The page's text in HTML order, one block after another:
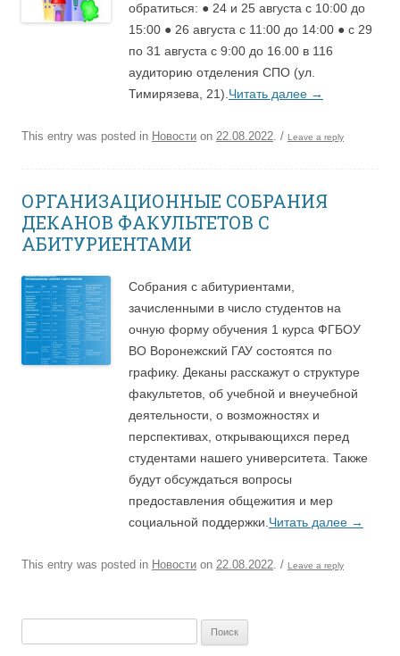
обратиться: ● 24 и 25 августа с 10:00 до
15:00 ● 26 августа с 11:00 до 14:00 ● с 29
по 31 августа с 9:00 до 16.00 в 116
аудиторию отделения СПО (ул.
Тимирязева, 21).Читать далее →
This entry was posted in Новости on 22.08.2022. / Leave a reply
ОРГАНИЗАЦИОННЫЕ СОБРАНИЯ
ДЕКАНОВ ФАКУЛЬТЕТОВ С
АБИТУРИЕНТАМИ
Собрания с абитуриентами,
зачисленными в число студентов на
очную форму обучения 1 курса ФГБОУ
ВО Воронежский ГАУ состоятся по
графику. Деканы расскажут о структуре
факультетов, об учебной и внеучебной
деятельности, о возможностях и
перспективах, открывающихся перед
студентами нашего университета. Также
будут обсуждаться вопросы
предоставления общежития и мер
социальной поддержки.Читать далее →
This entry was posted in Новости on 22.08.2022. / Leave a reply